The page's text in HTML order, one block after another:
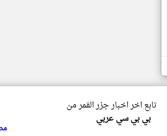
تابع اخر اخبار جزر القمر من
بي بي سي عربي